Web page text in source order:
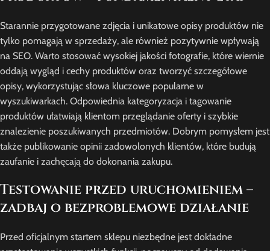
Starannie przygotowane zdjęcia i unikatowe opisy produktów nie
tylko pomagają w sprzedaży, ale również pozytywnie wpływają
na SEO. Warto stosować wysokiej jakości fotografie, które wiernie
oddają wygląd i cechy produktów oraz tworzyć szczegółowe
opisy, wykorzystując słowa kluczowe popularne w
wyszukiwarkach. Odpowiednia kategoryzacja i tagowanie
produktów ułatwiają klientom przeglądanie oferty i szybkie
znalezienie poszukiwanych przedmiotów. Dobrym pomysłem jest
także publikowanie opinii zadowolonych klientów, które budują
zaufanie i zachęcają do dokonania zakupu.
Testowanie przed uruchomieniem –
zadbaj o bezproblemowe działanie
Przed oficjalnym startem sklepu niezbędne jest dokładne